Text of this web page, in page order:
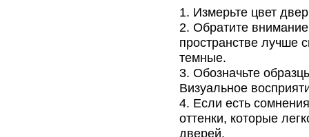
Измерьте цвет
Обратите
пространстве лучше
темные.
Обозначьте
Визуальное
Если есть
оттенки, которые
дверей.